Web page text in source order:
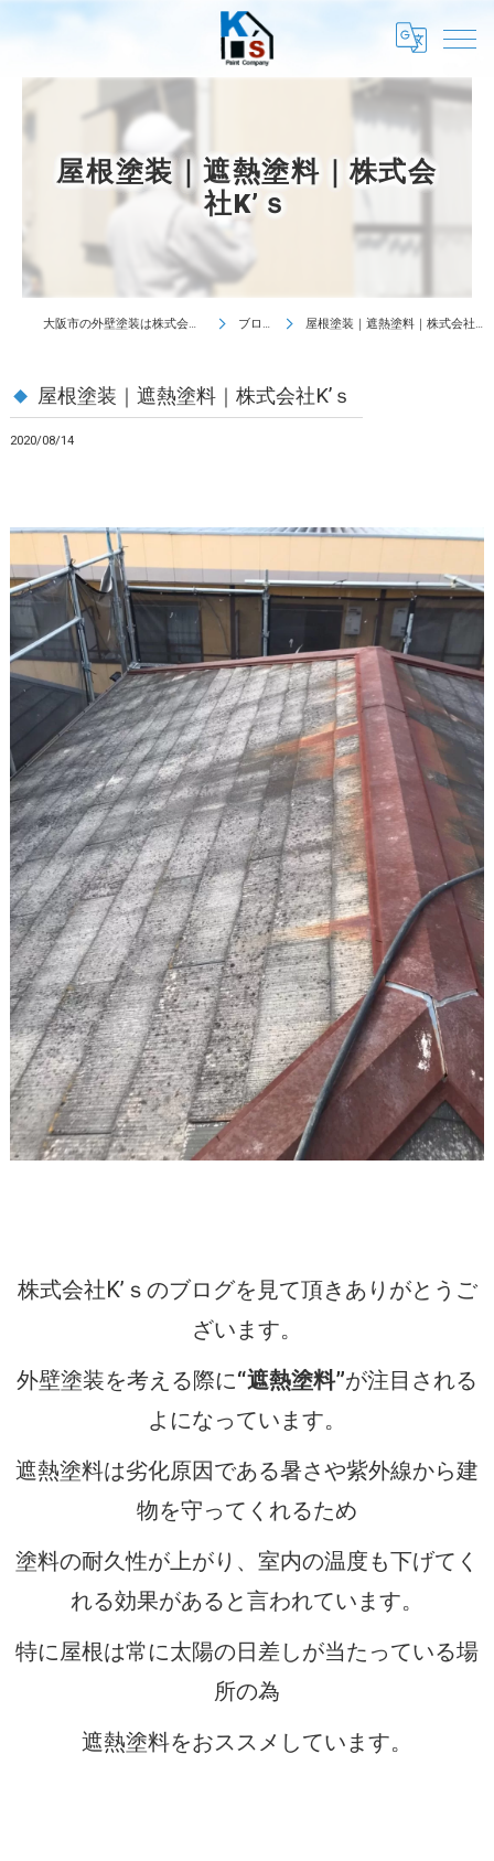
屋根塗装｜遮熱塗料｜株式会
社K’ｓ
大阪市の外壁塗装は株式会社K's ブログ 屋根塗装｜遮熱塗料｜株式会社K’ｓ
屋根塗装｜遮熱塗料｜株式会社K’ｓ
2020/08/14
株式会社K’ｓのブログを見て頂きありがとうご
ざいます。
外壁塗装を考える際に“遮熱塗料”が注目される
よになっています。
遮熱塗料は劣化原因である暑さや紫外線から建
物を守ってくれるため
塗料の耐久性が上がり、室内の温度も下げてく
れる効果があると言われています。
特に屋根は常に太陽の日差しが当たっている場
所の為
遮熱塗料をおススメしています。